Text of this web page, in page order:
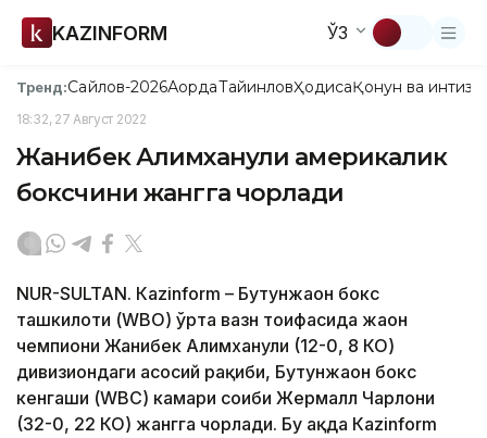
KAZINFORM ЎЗ
Тренд:Сайлов-2026АқордаТайинловҲодисаҚонун ва
18:32, 27 Август 2022
Жанибек Алимханули америкалик
боксчини жангга чорлади
NUR-SULTAN. Кazinform – Бутунжаҳон бокс
ташкилоти (WBО) ўрта вазн тоифасида жаҳон
чемпиони Жанибек Алимханули (12-0, 8 КО)
дивизиондаги асосий рақиби, Бутунжаҳон бокс
кенгаши (WBC) камари соҳиби Жермалл Чарлони
(32-0, 22 КО) жангга чорлади. Бу ҳақда Кazinform